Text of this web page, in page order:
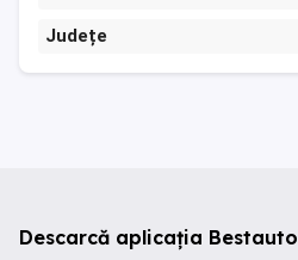
Județe
Descarcă aplicația Bestauto